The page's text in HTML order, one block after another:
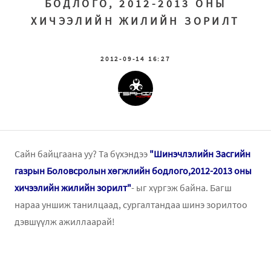
БОДЛОГО, 2012-2013 ОНЫ
ХИЧЭЭЛИЙН ЖИЛИЙН ЗОРИЛТ
2012-09-14 16:27
Сайн байцгаана уу? Та бүхэндээ "Шинэчлэлийн Засгийн
газрын Боловсролын хөгжлийн бодлого,2012-2013 оны
хичээлийн жилийн зорилт"- ыг хүргэж байна. Багш
нараа уншиж танилцаад, сургалтандаа шинэ зорилтоо
дэвшүүлж ажиллаарай!